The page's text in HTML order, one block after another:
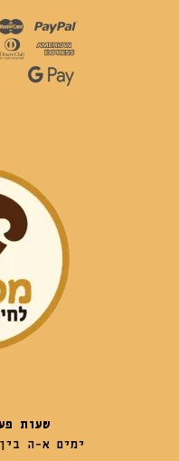
שעות
ימים א-ה בין השעות